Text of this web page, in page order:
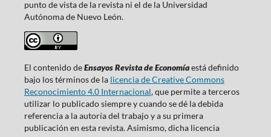
punto de vista de la revista ni el de la Universidad
Autónoma de Nuevo León.
El contenido deEnsayos Revista de Economíaestá definido
bajo los términos de la licencia de Creative Commons
Reconocimiento 4.0 Internacional, que permite a terceros
utilizar lo publicado siempre y cuando se dé la debida
referencia a la autoría del trabajo y a su primera
publicación en esta revista. Asimismo, dicha licencia